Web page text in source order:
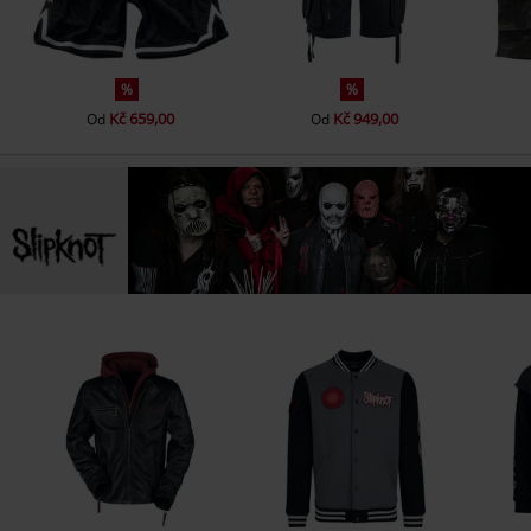
%
Od Kč 659,00
%
Od Kč 949,00